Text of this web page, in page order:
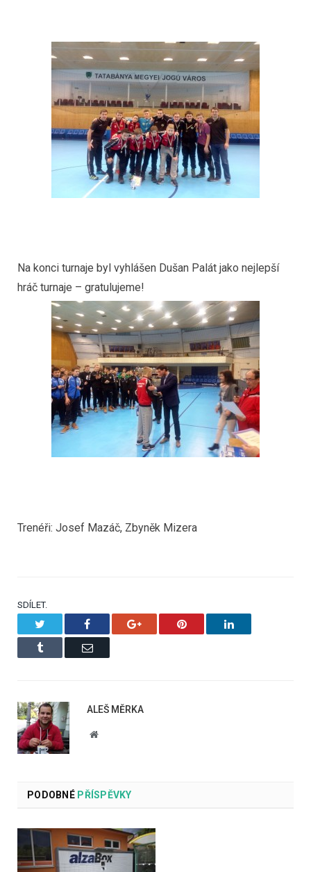
Na konci turnaje byl vyhlášen Dušan Palát jako nejlepší
hráč turnaje – gratulujeme!
Trenéři: Josef Mazáč, Zbyněk Mizera
SDÍLET.
Facebook Google+ Pinterest LinkedIn
Tumblr Email
ALEŠ MĚRKA
Website
PODOBNÉPŘÍSPĚVKY